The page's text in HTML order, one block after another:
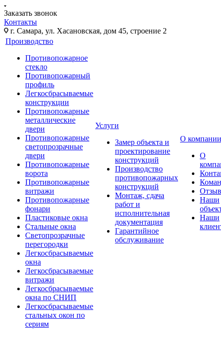
Заказать звонок
Контакты
г. Самара, ул. Хасановская, дом 45, строение 2
Производство
Противопожарное
стекло
Противопожарный
профиль
Легкосбрасываемые
конструкции
Противопожарные
металлические
двери
Противопожарные
светопрозрачные
двери
Противопожарные
ворота
Противопожарные
витражи
Противопожарные
фонари
Пластиковые окна
Стальные окна
Светопрозрачные
перегородки
Легкосбрасываемые
окна
Легкосбрасываемые
витражи
Легкосбрасываемые
окна по СНИП
Легкосбрасываемые
стальных окон по
сериям
Услуги
Замер объекта и
проектирование
конструкций
Производство
противопожарных
конструкций
Монтаж, сдача
работ и
исполнительная
документация
Гарантийное
обслуживание
О компании
О
Наши
Наши